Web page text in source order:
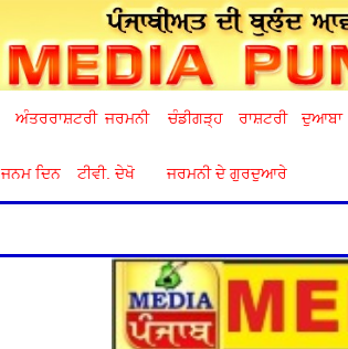
ਅੰਤਰਰਾਸ਼ਟਰੀ ਜਰਮਨੀ ਚੰਡੀਗੜ੍ਹ ਰਾਸ਼ਟਰੀ ਦੁਆਬਾ
ਜਨਮ ਦਿਨ ਟੀਵੀ. ਦੇਖੋ ਜਰਮਨੀ ਦੇ ਗੁਰਦੁਆਰੇ